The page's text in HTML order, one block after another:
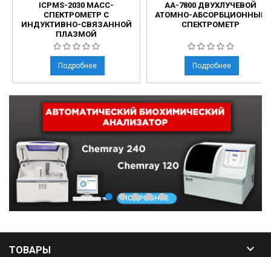
ICPMS-2030 МАСС-
СПЕКТРОМЕТР С
ИНДУКТИВНО-СВЯЗАННОЙ
ПЛАЗМОЙ
Подробнее
АА-7800 ДВУХЛУЧЕВОЙ
АТОМНО-АБСОРБЦИОННЫЙ
СПЕКТРОМЕТР
Подробнее
ТОВАРЫ 